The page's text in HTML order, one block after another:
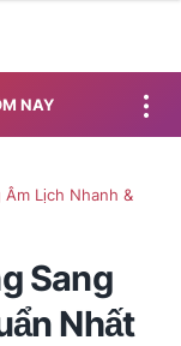
NAY
Lịch Nhanh &
Sang
Nhất